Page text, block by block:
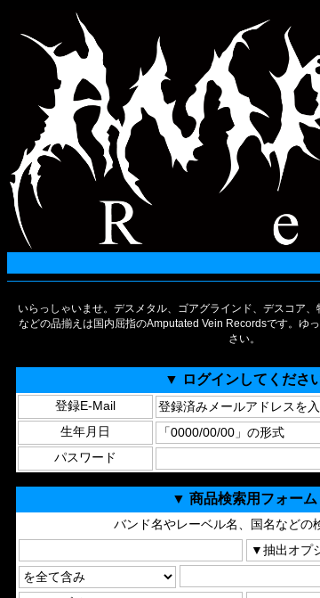
いらっしゃいませ。デスメタル、ゴアグラインド、デスコア
などの品揃えは国内屈指のAmputated Vein Recordsです。ゆ
さい。
▼ ログインしてくださ
登録E-Mail
生年月日
パスワード
▼ 商品検索用フォーム
バンド名やレーベル名、国名などの